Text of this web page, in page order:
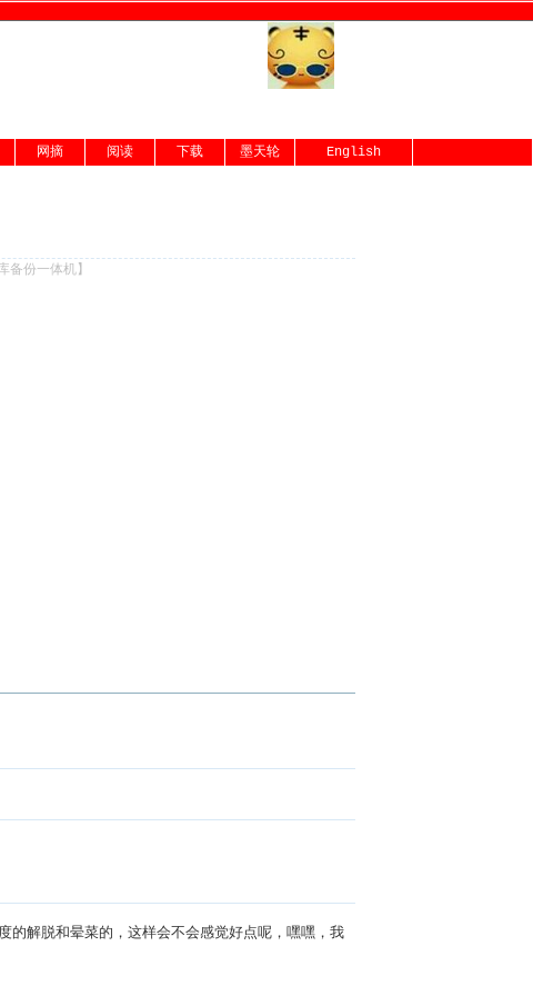
网摘 阅读 下载 墨天轮 English
备份一体机】
的解脱和晕菜的，这样会不会感觉好点呢，嘿嘿，我